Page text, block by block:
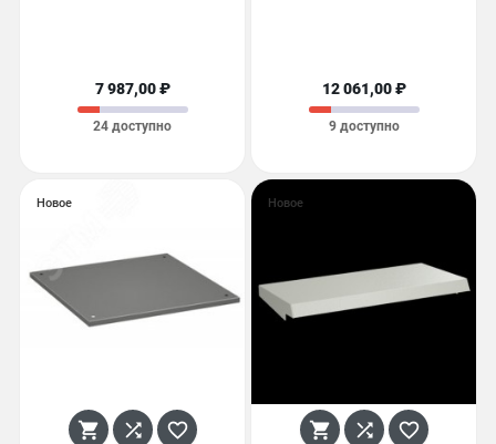
7 987,00 ₽
24 доступно
12 061,00 ₽
9 доступно
Новое
  
Новое
  